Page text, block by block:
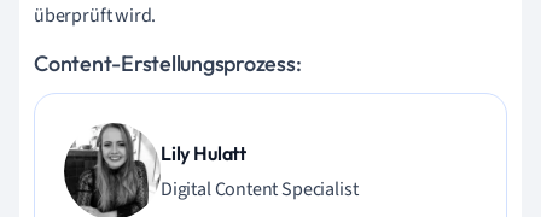
überprüft wird.
Content-Erstellungsprozess:
Lily Hulatt
Digital Content Specialist